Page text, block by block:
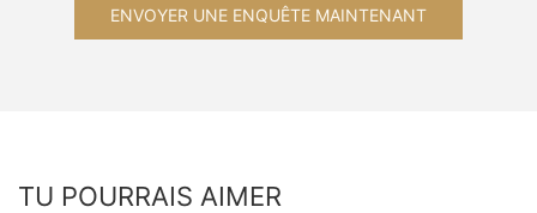
ENVOYER UNE ENQUÊTE MAINTENANT
TU POURRAIS AIMER